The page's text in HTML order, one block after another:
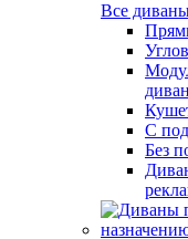
Все
С
Без